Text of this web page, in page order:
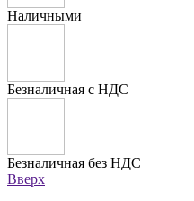
Наличными
Безналичная с НДС
Безналичная без НДС
Вверх